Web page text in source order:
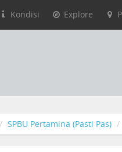
Kondisi Explore
SPBU Pertamina (Pasti Pas)